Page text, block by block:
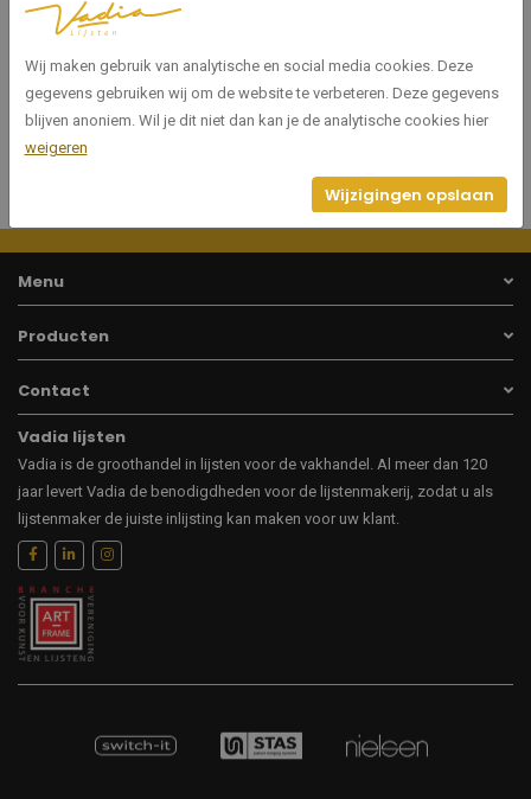
Specificaties
Artikelnummer 135420
Menu
Producten
Contact
Vadia lijsten
Vadia is de groothandel in lijsten voor de vakhandel. Al meer dan 120
jaar levert Vadia de benodigdheden voor de lijstenmakerij, zodat u als
lijstenmaker de juiste inlijsting kan maken voor uw klant.
Wij maken gebruik van analytische en social media cookies. Deze
gegevens gebruiken wij om de website te verbeteren. Deze gegevens
blijven anoniem. Wil je dit niet dan kan je de analytische cookies hier
weigeren
Wijzigingen opslaan